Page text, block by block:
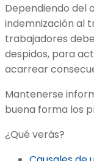
Dependiendo del
indemnización al
trabajadores
despidos, para
acarrear
Mantenerse
buena forma los
¿Qué verás?